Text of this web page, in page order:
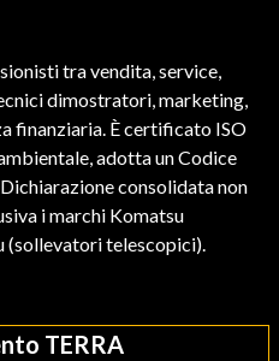
tra vendita, service,
dimostratori, marketing,
finanziaria. È certificato ISO
adotta un Codice
consolidata non
i marchi Komatsu
(sollevatori telescopici).
TERRA